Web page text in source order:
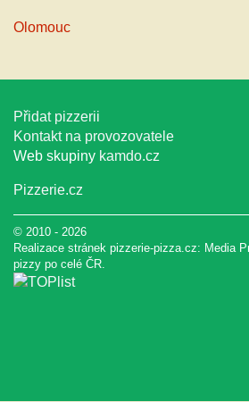
Olomouc
Přidat pizzerii
Kontakt na provozovatele
Web skupiny kamdo.cz
Pizzerie.cz
© 2010 - 2026
Realizace stránek pizzerie-pizza.cz: Media
pizzy po celé ČR.